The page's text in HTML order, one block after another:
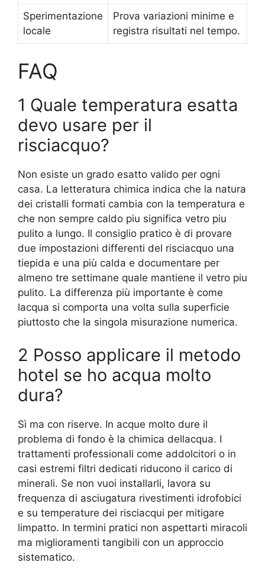
Sperimentazione
locale
Prova variazioni minime e
registra risultati nel tempo.
FAQ
1 Quale temperatura esatta
devo usare per il
risciacquo?
Non esiste un grado esatto valido per ogni
casa. La letteratura chimica indica che la natura
dei cristalli formati cambia con la temperatura e
che non sempre caldo piu significa vetro piu
pulito a lungo. Il consiglio pratico è di provare
due impostazioni differenti del risciacquo una
tiepida e una più calda e documentare per
almeno tre settimane quale mantiene il vetro piu
pulito. La differenza più importante è come
lacqua si comporta una volta sulla superficie
piuttosto che la singola misurazione numerica.
2 Posso applicare il metodo
hotel se ho acqua molto
dura?
Sì ma con riserve. In acque molto dure il
problema di fondo è la chimica dellacqua. I
trattamenti professionali come addolcitori o in
casi estremi filtri dedicati riducono il carico di
minerali. Se non vuoi installarli, lavora su
frequenza di asciugatura rivestimenti idrofobici
e su temperature dei risciacqui per mitigare
limpatto. In termini pratici non aspettarti miracoli
ma miglioramenti tangibili con un approccio
sistematico.